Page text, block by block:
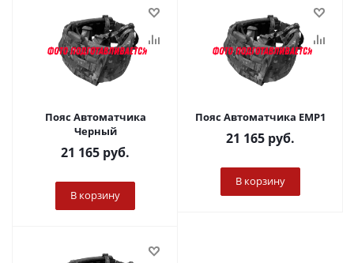
Пояс Автоматчика
Черный
21 165 руб.
В корзину
Пояс Автоматчика ЕМР1
21 165 руб.
В корзину